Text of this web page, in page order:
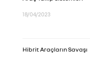
18/04/2023
Hibrit Araçların Savaşı